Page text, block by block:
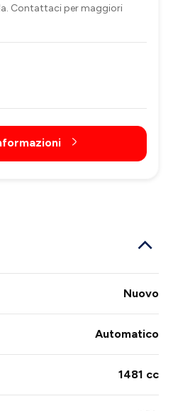
Contattaci per maggiori
Nuovo
Automatico
1481 cc